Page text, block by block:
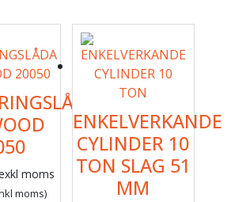
moms
moms)
ENKELVERKANDE
CYLINDER 10
TON SLAG 51
MM